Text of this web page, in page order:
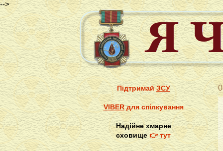
-->
ПідтримайЗСУ
VIBERдля спілкування
Надійне хмарне
сховище👉 тут